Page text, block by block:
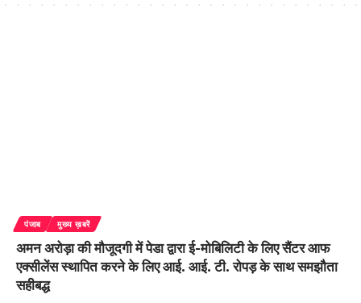
पंजाब मुख्य ख़बरें
अमन अरोड़ा की मौजूदगी में पेडा द्वारा ई-मोबिलिटी के लिए सैंटर आफ
एक्सीलेंस स्थापित करने के लिए आई. आई. टी. रोपड़ के साथ समझौता
सहीबद्ध